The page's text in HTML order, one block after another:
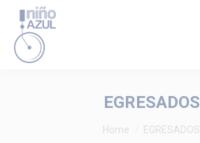
EGRESADOS
You are here:
Home EGRESADOS